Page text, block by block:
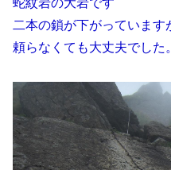
二本の鎖が下がっています
頼らなくても大丈夫でした。